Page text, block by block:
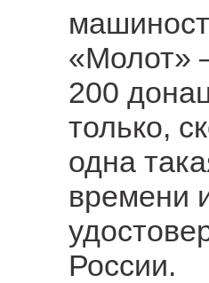
«Молот»
200
только,
одна
времени
России.